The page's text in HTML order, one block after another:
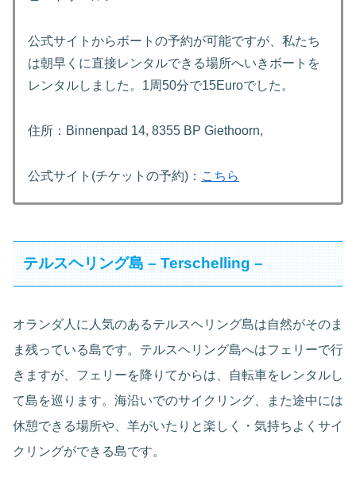
公式サイトからボートの予約が可能ですが、私たち
は朝早くに直接レンタルできる場所へいきボートを
レンタルしました。1周50分で15Euroでした。
住所：Binnenpad 14, 8355 BP Giethoorn,
公式サイト(チケットの予約)： こちら
テルスヘリング島 – Terschelling –
オランダ人に人気のあるテルスヘリング島は自然がそのま
ま残っている島です。テルスヘリング島へはフェリーで行
きますが、フェリーを降りてからは、自転車をレンタルし
て島を巡ります。海沿いでのサイクリング、また途中には
休憩できる場所や、羊がいたりと楽しく・気持ちよくサイ
クリングができる島です。